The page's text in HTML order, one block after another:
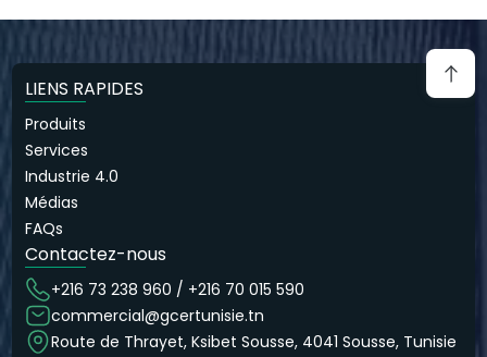
Contactez-nous
+216 73 238 960 / +216 70 015 590
commercial@gcertunisie.tn
Route de Thrayet, Ksibet Sousse, 4041 Sousse, Tunisie
LIENS RAPIDES
Produits
Services
Industrie 4.0
Médias
FAQs